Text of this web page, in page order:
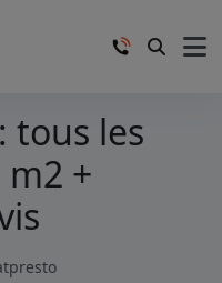
tous les
+